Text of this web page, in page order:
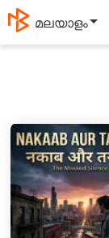
മലയാളം